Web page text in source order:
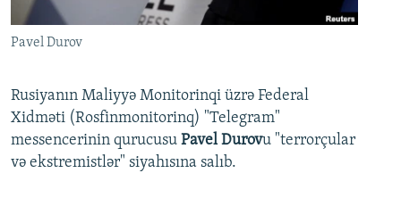
Pavel Durov
Rusiyanın Maliyyə Monitorinqi üzrə Federal
Xidməti (Rosfinmonitorinq) "Telegram"
messencerinin qurucusu Pavel Durovu "terrorçular
və ekstremistlər" siyahısına salıb.